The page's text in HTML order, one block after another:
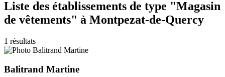
Liste des établissements de type "Magasin
de vêtements" à Montpezat-de-Quercy
1 résultats
Balitrand Martine